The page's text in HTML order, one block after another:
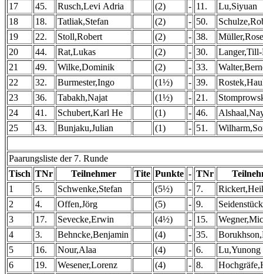
17
45. Rusch,Levi Adria (2) - 11.
Lu,Siyuan
18
18. Tatliak,Stefan (2) - 50.
19
22. Stoll,Robert (2) - 38.
20
44. Rat,Lukas (2) - 30.
Langer,Till-
21
49. Wilke,Dominik (2) - 33.
22
32. Burmester,Ingo (1½) - 39.
23
36. Tabakh,Najat (1½) - 21.
24
41. Schubert,Karl He (1) - 46.
25
43. Bunjaku,Julian (1) - 51.
Paarungsliste der 7. Runde
Tisch TNr Teilnehmer Tite Punkte - TNr
1
5. Schwenke,Stefan (5½) - 7.
2
4. Offen,Jörg (5) - 9.
3
17. Sevecke,Erwin (4½) - 15.
4
3. Behncke,Benjamin (4) - 35.
5
16. Nour,Alaa (4) - 6.
Lu,Yunong
6
19. Wesener,Lorenz (4) - 8.